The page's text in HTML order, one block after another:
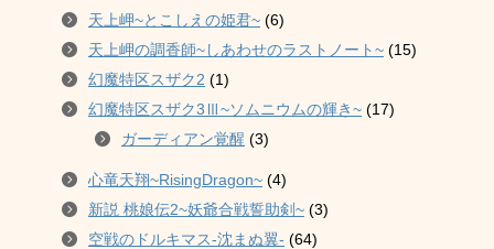
天上岬~とこしえの姫君~ (6)
天上岬の調香師~しあわせのラストノート~ (15)
幻魔特区スザク2 (1)
幻魔特区スザク3Ⅲ~ソムニウムの輝き~ (17)
ガーディアン覚醒 (3)
心竜天翔~RisingDragon~ (4)
新説 桃娘伝2~妖爺合戦誓助剣~ (3)
空戦のドルキマス-沈まぬ翼- (64)